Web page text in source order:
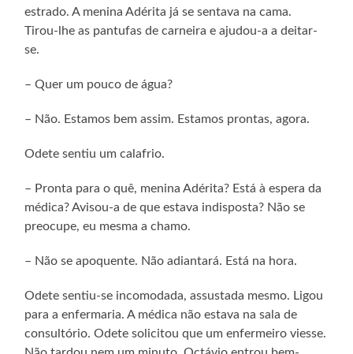
estrado. A menina Adérita já se sentava na cama.
Tirou-lhe as pantufas de carneira e ajudou-a a deitar-
se.
– Quer um pouco de água?
– Não. Estamos bem assim. Estamos prontas, agora.
Odete sentiu um calafrio.
– Pronta para o quê, menina Adérita? Está à espera da
médica? Avisou-a de que estava indisposta? Não se
preocupe, eu mesma a chamo.
– Não se apoquente. Não adiantará. Está na hora.
Odete sentiu-se incomodada, assustada mesmo. Ligou
para a enfermaria. A médica não estava na sala de
consultório. Odete solicitou que um enfermeiro viesse.